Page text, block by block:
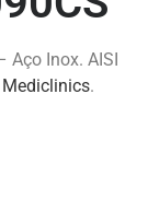
Aço Inox. AISI
Mediclinics.